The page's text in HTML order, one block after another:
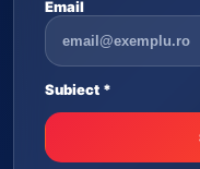
Email
Subiect *